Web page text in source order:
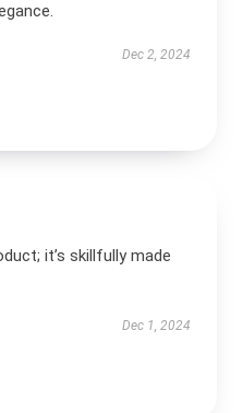
Dec 2, 2024
it’s skillfully made
Dec 1, 2024